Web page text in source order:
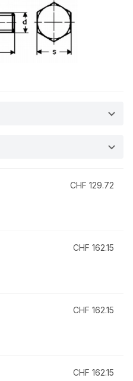
CHF 129.72
CHF 162.15
CHF 162.15
CHF 162.15